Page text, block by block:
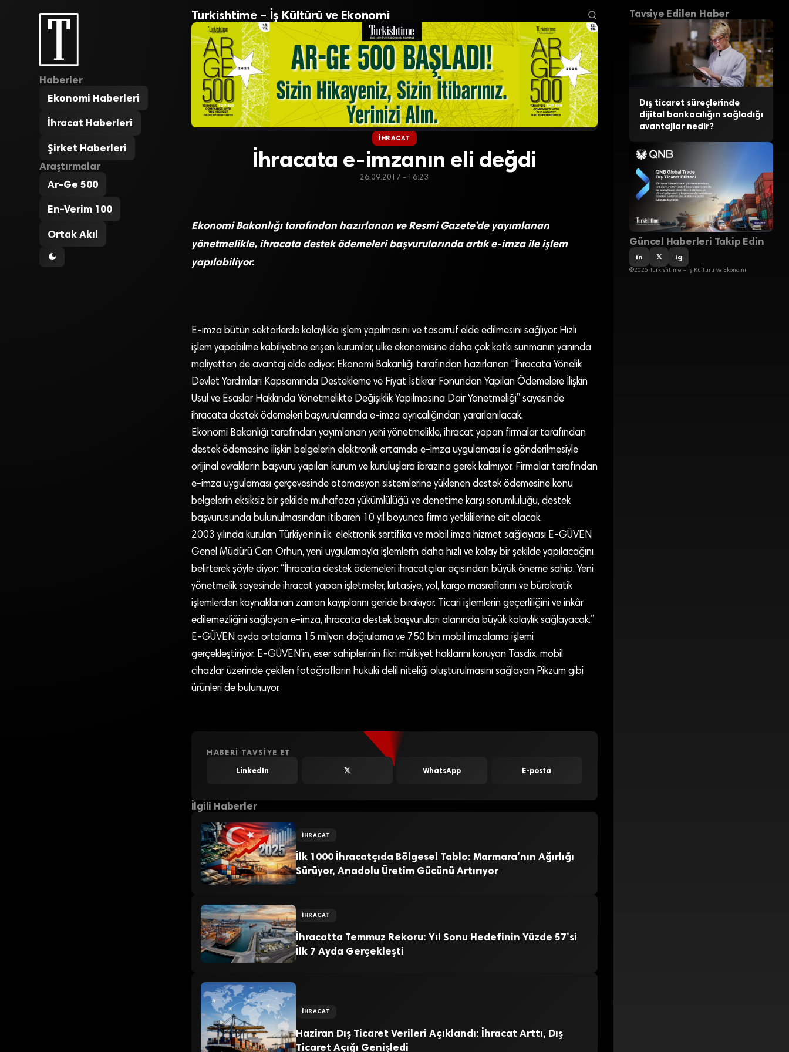
Haberler
Ekonomi Haberleri
İhracat Haberleri
Şirket Haberleri
Araştırmalar
Ar-Ge 500
En-Verim 100
Ortak Akıl
Turkishtime – İş Kültürü ve Ekonomi
İHRACAT
İhracata e-imzanın eli değdi
26.09.2017 - 16:23
Ekonomi Bakanlığı tarafından hazırlanan ve Resmi Gazete’de yayımlanan
yönetmelikle, ihracata destek ödemeleri başvurularında artık e-imza ile işlem
yapılabiliyor.
E-imza bütün sektörlerde kolaylıkla işlem yapılmasını ve tasarruf elde edilmesini sağlıyor. Hızlı
işlem yapabilme kabiliyetine erişen kurumlar, ülke ekonomisine daha çok katkı sunmanın yanında
maliyetten de avantaj elde ediyor. Ekonomi Bakanlığı tarafından hazırlanan “İhracata Yönelik
Devlet Yardımları Kapsamında Destekleme ve Fiyat İstikrar Fonundan Yapılan Ödemelere İlişkin
Usul ve Esaslar Hakkında Yönetmelikte Değişiklik Yapılmasına Dair Yönetmeliği” sayesinde
ihracata destek ödemeleri başvurularında e-imza ayrıcalığından yararlanılacak.
Ekonomi Bakanlığı tarafından yayımlanan yeni yönetmelikle, ihracat yapan firmalar tarafından
destek ödemesine ilişkin belgelerin elektronik ortamda e-imza uygulaması ile gönderilmesiyle
orijinal evrakların başvuru yapılan kurum ve kuruluşlara ibrazına gerek kalmıyor. Firmalar tarafından
e-imza uygulaması çerçevesinde otomasyon sistemlerine yüklenen destek ödemesine konu
belgelerin eksiksiz bir şekilde muhafaza yükümlülüğü ve denetime karşı sorumluluğu, destek
başvurusunda bulunulmasından itibaren 10 yıl boyunca firma yetkililerine ait olacak.
2003 yılında kurulan Türkiye’nin ilk elektronik sertifika ve mobil imza hizmet sağlayıcısı E-GÜVEN
Genel Müdürü Can Orhun, yeni uygulamayla işlemlerin daha hızlı ve kolay bir şekilde yapılacağını
belirterek şöyle diyor: “İhracata destek ödemeleri ihracatçılar açısından büyük öneme sahip. Yeni
yönetmelik sayesinde ihracat yapan işletmeler, kırtasiye, yol, kargo masraflarını ve bürokratik
işlemlerden kaynaklanan zaman kayıplarını geride bırakıyor. Ticari işlemlerin geçerliliğini ve inkâr
edilemezliğini sağlayan e-imza, ihracata destek başvuruları alanında büyük kolaylık sağlayacak.”
E-GÜVEN ayda ortalama 15 milyon doğrulama ve 750 bin mobil imzalama işlemi
gerçekleştiriyor. E-GÜVEN’in, eser sahiplerinin fikri mülkiyet haklarını koruyan Tasdix, mobil
cihazlar üzerinde çekilen fotoğrafların hukuki delil niteliği oluşturulmasını sağlayan Pikzum gibi
ürünleri de bulunuyor.
HABERI TAVSIYE ET
LinkedIn 𝕏 WhatsApp E-posta
İlgili Haberler
İHRACAT
İlk 1000 İhracatçıda Bölgesel Tablo: Marmara’nın Ağırlığı
Sürüyor, Anadolu Üretim Gücünü Artırıyor
İHRACAT
İhracatta Temmuz Rekoru: Yıl Sonu Hedefinin Yüzde 57’si
İlk 7 Ayda Gerçekleşti
İHRACAT
Haziran Dış Ticaret Verileri Açıklandı: İhracat Arttı, Dış
Ticaret Açığı Genişledi
Tavsiye Edilen Haber
Dış ticaret süreçlerinde
dijital bankacılığın sağladığı
avantajlar nedir?
Güncel Haberleri Takip Edin
in 𝕏 ig
©2026 Turkishtime – İş Kültürü ve Ekonomi